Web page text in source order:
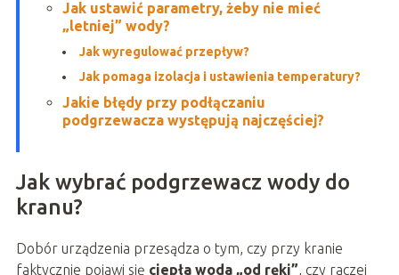
Jak ustawić parametry, żeby nie mieć
„letniej” wody?
Jak wyregulować przepływ?
Jak pomaga izolacja i ustawienia temperatury?
Jakie błędy przy podłączaniu
podgrzewacza występują najczęściej?
Jak wybrać podgrzewacz wody do
kranu?
Dobór urządzenia przesądza o tym, czy przy kranie
faktycznie pojawi się ciepła woda „od ręki” , czy raczej